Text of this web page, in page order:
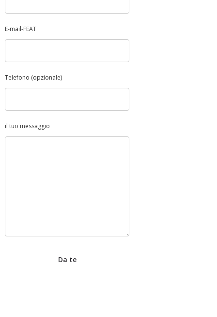
E-mail-FEAT
Telefono (opzionale)
il tuo messaggio